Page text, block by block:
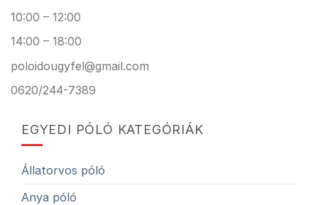
10:00 – 12:00
14:00 – 18:00
poloidougyfel@gmail.com
0620/244-7389
EGYEDI PÓLÓ KATEGÓRIÁK
Állatorvos póló
Anya póló